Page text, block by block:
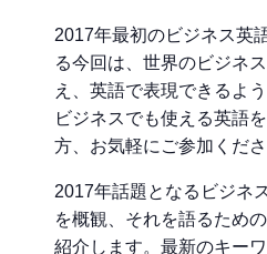
2017年最初のビジネス英
る今回は、世界のビジネ
え、英語で表現できるよう
ビジネスでも使える英語
方、お気軽にご参加くださ
2017年話題となるビジネ
を概観、それを語るため
紹介します。最新のキー